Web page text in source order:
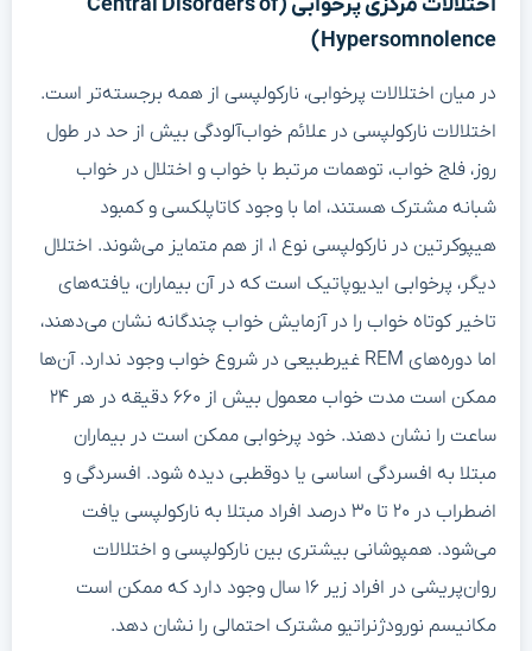
Hypersomnolence)
در میان اختلالات پرخوابی، نارکولپسی از همه برجسته‌تر است.
اختلالات نارکولپسی در علائم خواب‌آلودگی بیش از حد در طول
روز، فلج خواب، توهمات مرتبط با خواب و اختلال در خواب
شبانه مشترک هستند، اما با وجود کاتاپلکسی و کمبود
هیپوکرتین در نارکولپسی نوع ۱، از هم متمایز می‌شوند. اختلال
دیگر، پرخوابی ایدیوپاتیک است که در آن بیماران، یافته‌های
تاخیر کوتاه خواب را در آزمایش خواب چندگانه نشان می‌دهند،
اما دوره‌های REM غیرطبیعی در شروع خواب وجود ندارد. آن‌ها
ممکن است مدت خواب معمول بیش از ۶۶۰ دقیقه در هر ۲۴
ساعت را نشان دهند. خود پرخوابی ممکن است در بیماران
مبتلا به افسردگی اساسی یا دوقطبی دیده شود. افسردگی و
اضطراب در ۲۰ تا ۳۰ درصد افراد مبتلا به نارکولپسی یافت
می‌شود. همپوشانی بیشتری بین نارکولپسی و اختلالات
روان‌پریشی در افراد زیر ۱۶ سال وجود دارد که ممکن است
مکانیسم نورودژنراتیو مشترک احتمالی را نشان دهد.